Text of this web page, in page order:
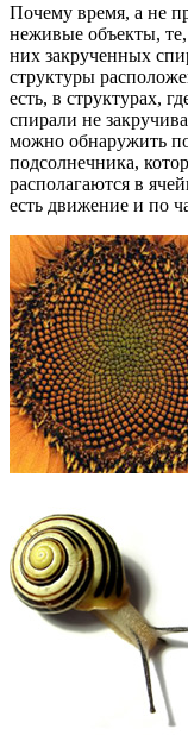
Почему время, а не
неживые объекты,
них закрученных
структуры
есть, в структурах,
спирали не
можно обнаружить
подсолнечника,
располагаются в
есть движение и по